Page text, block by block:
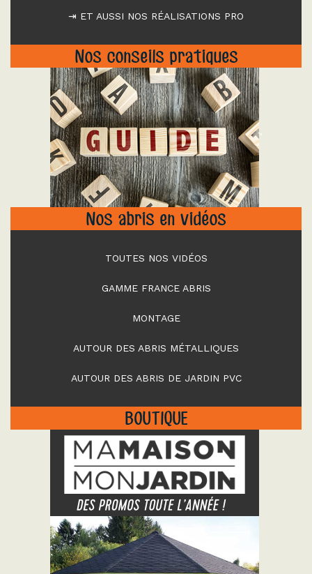
⇥ ET AUSSI NOS RÉALISATIONS PRO
Nos conseils pratiques
"
Nos abris en vidéos
TOUTES NOS VIDÉOS
GAMME FRANCE ABRIS
MONTAGE
AUTOUR DES ABRIS MÉTALLIQUES
AUTOUR DES ABRIS DE JARDIN PVC
BOUTIQUE